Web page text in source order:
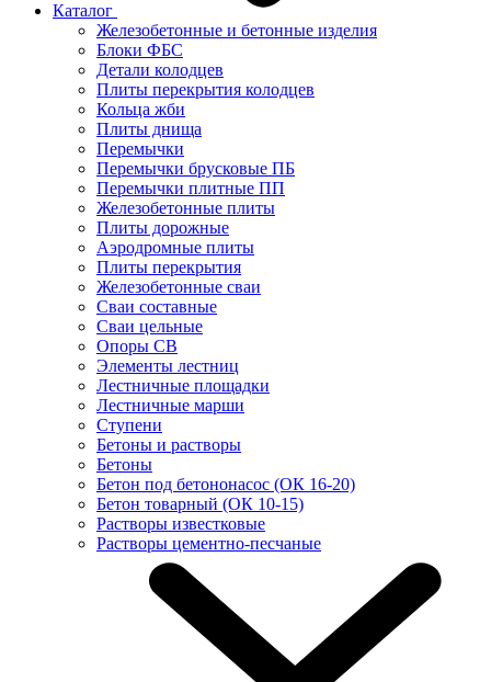
Каталог
Железобетонные и бетонные изделия
Блоки ФБС
Детали колодцев
Плиты перекрытия колодцев
Кольца жби
Плиты днища
Перемычки
Перемычки брусковые ПБ
Перемычки плитные ПП
Железобетонные плиты
Плиты дорожные
Аэродромные плиты
Плиты перекрытия
Железобетонные сваи
Сваи составные
Сваи цельные
Опоры СВ
Элементы лестниц
Лестничные площадки
Лестничные марши
Ступени
Бетоны и растворы
Бетоны
Бетон под бетононасос (ОК 16-20)
Бетон товарный (ОК 10-15)
Растворы известковые
Растворы цементно-песчаные